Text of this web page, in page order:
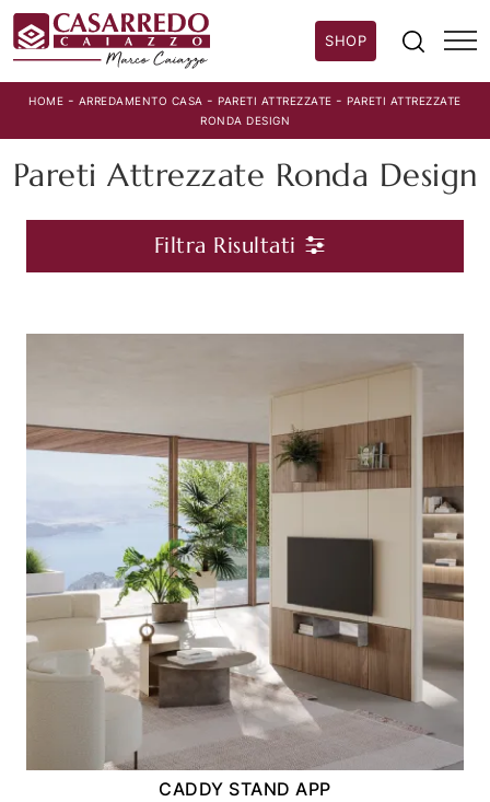
SHOP
HOME - ARREDAMENTO CASA -PARETI ATTREZZATE -PARETI ATTREZZATE
RONDA DESIGN
Pareti Attrezzate Ronda Design
Filtra Risultati
CADDY STAND APP